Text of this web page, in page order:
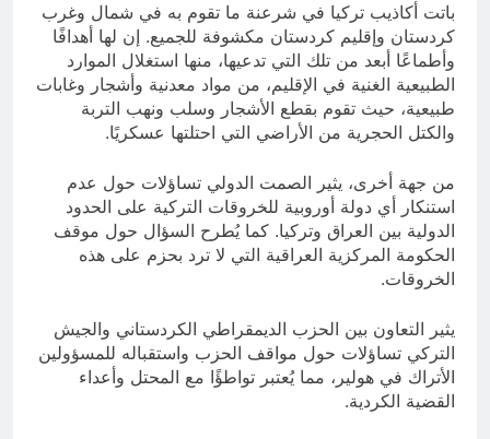
باتت أكاذيب تركيا في شرعنة ما تقوم به في شمال وغرب
كردستان وإقليم كردستان مكشوفة للجميع. إن لها أهدافًا
وأطماعًا أبعد من تلك التي تدعيها، منها استغلال الموارد
الطبيعية الغنية في الإقليم، من مواد معدنية وأشجار وغابات
طبيعية، حيث تقوم بقطع الأشجار وسلب ونهب التربة
والكتل الحجرية من الأراضي التي احتلتها عسكريًا.
من جهة أخرى، يثير الصمت الدولي تساؤلات حول عدم
استنكار أي دولة أوروبية للخروقات التركية على الحدود
الدولية بين العراق وتركيا. كما يُطرح السؤال حول موقف
الحكومة المركزية العراقية التي لا ترد بحزم على هذه
الخروقات.
يثير التعاون بين الحزب الديمقراطي الكردستاني والجيش
التركي تساؤلات حول مواقف الحزب واستقباله للمسؤولين
الأتراك في هولير، مما يُعتبر تواطؤًا مع المحتل وأعداء
القضية الكردية.